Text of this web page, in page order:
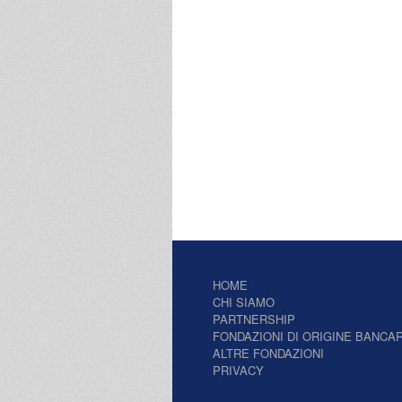
HOME
CHI SIAMO
PARTNERSHIP
FONDAZIONI DI ORIGINE
ALTRE FONDAZIONI
PRIVACY